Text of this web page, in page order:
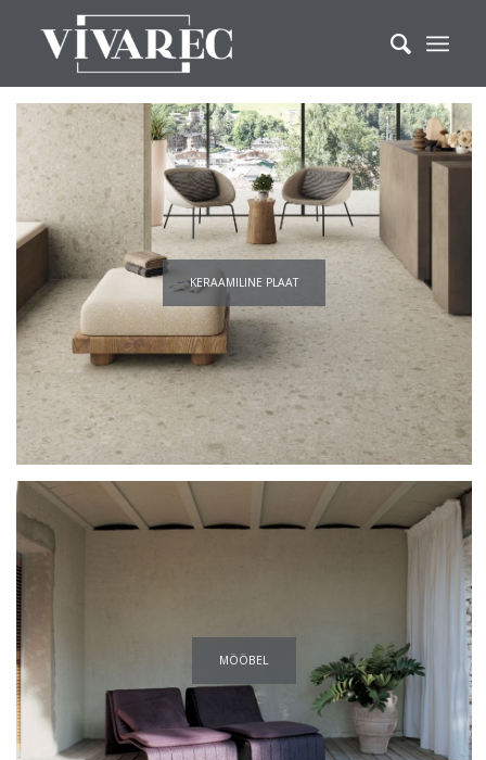
KERAAMILINE PLAAT
MÖÖBEL